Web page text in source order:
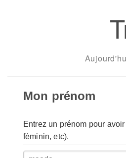
Mon prénom
Entrez un prénom pour
féminin, etc).